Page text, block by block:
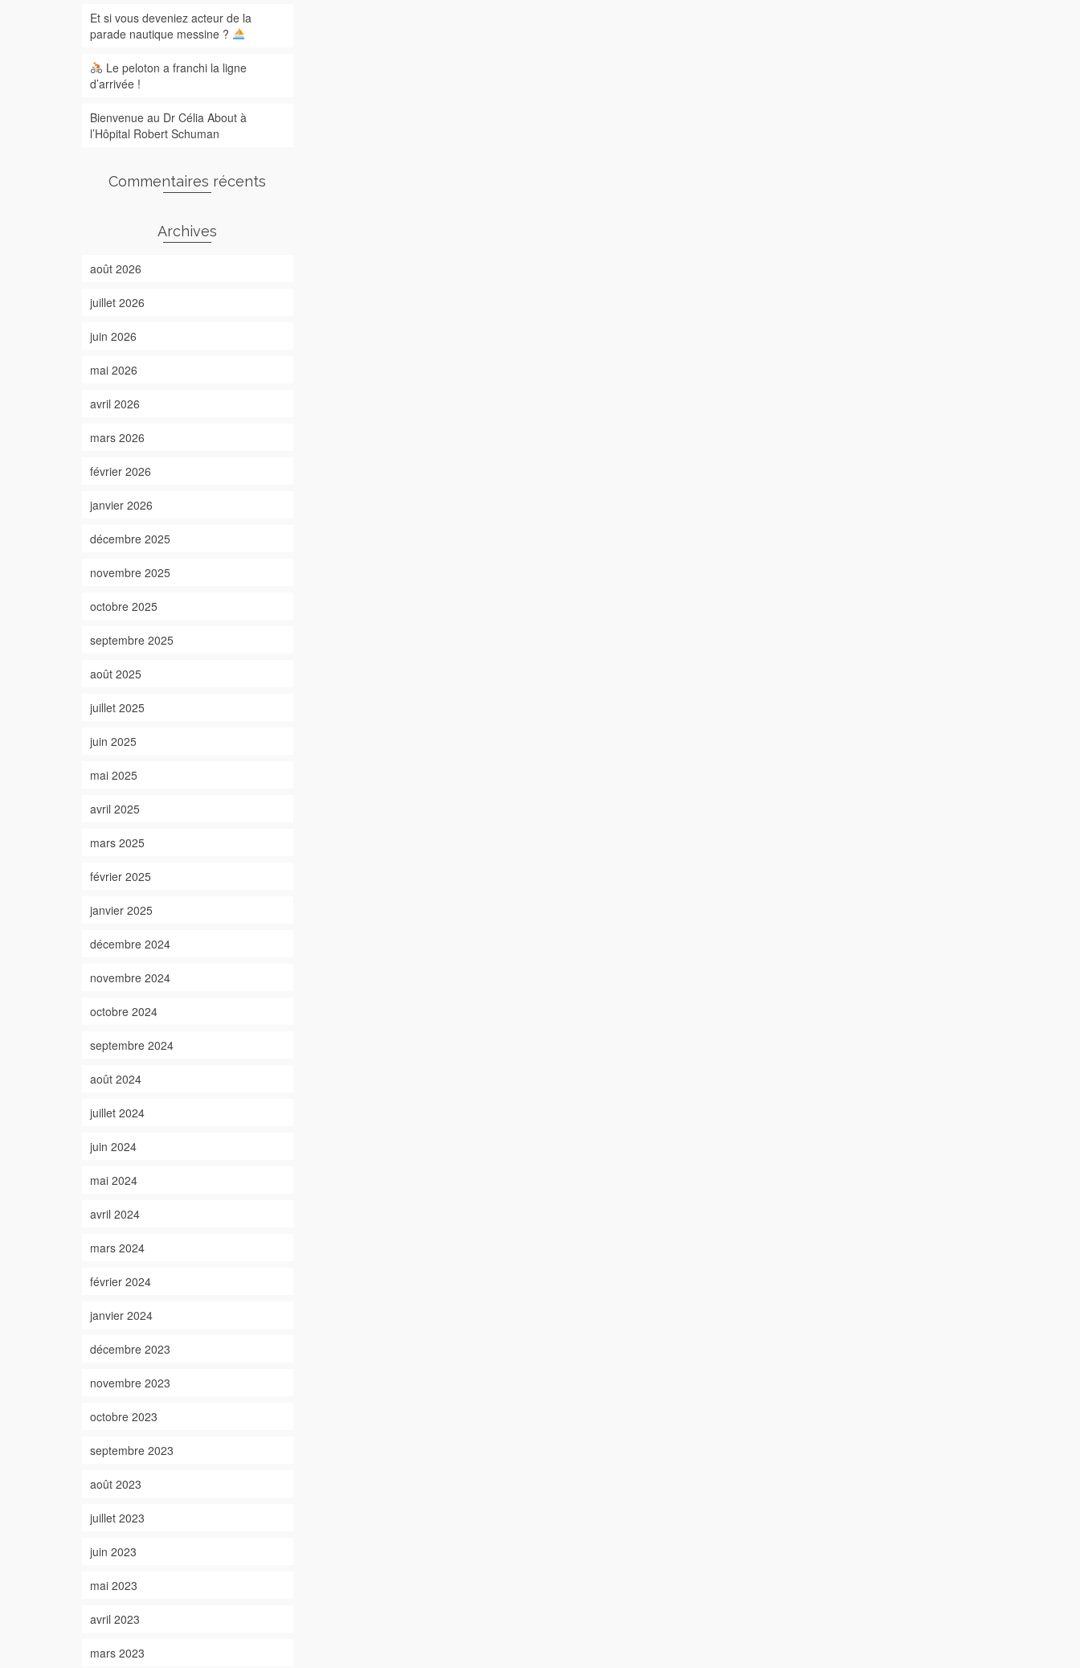
Et si vous deveniez acteur de la
parade nautique messine ?
Le peloton a franchi la ligne
d’arrivée !
Bienvenue au Dr Célia About à
l’Hôpital Robert Schuman
Commentaires récents
Archives
août 2026
juillet 2026
juin 2026
mai 2026
avril 2026
mars 2026
février 2026
janvier 2026
décembre 2025
novembre 2025
octobre 2025
septembre 2025
août 2025
juillet 2025
juin 2025
mai 2025
avril 2025
mars 2025
février 2025
janvier 2025
décembre 2024
novembre 2024
octobre 2024
septembre 2024
août 2024
juillet 2024
juin 2024
mai 2024
avril 2024
mars 2024
février 2024
janvier 2024
décembre 2023
novembre 2023
octobre 2023
septembre 2023
août 2023
juillet 2023
juin 2023
mai 2023
avril 2023
mars 2023